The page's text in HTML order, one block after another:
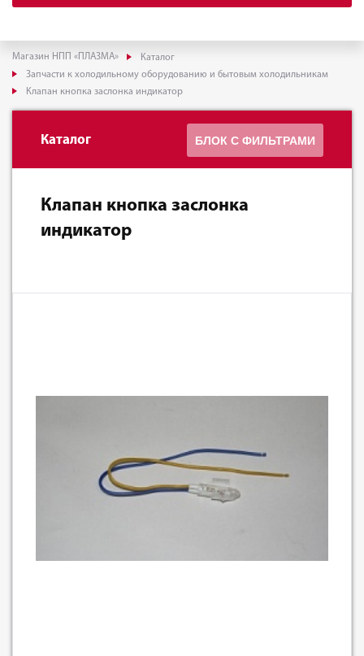
Магазин НПП «ПЛАЗМА»
Каталог
Запчасти к холодильному оборудованию и бытовым холодильникам
Клапан кнопка заслонка индикатор
Каталог БЛОК С ФИЛЬТРАМИ
Клапан кнопка заслонка
индикатор